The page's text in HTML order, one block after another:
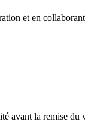
et en
avant la remise du